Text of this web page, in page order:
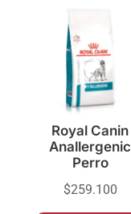
Royal Canin
Anallergenic
Perro
$259.100